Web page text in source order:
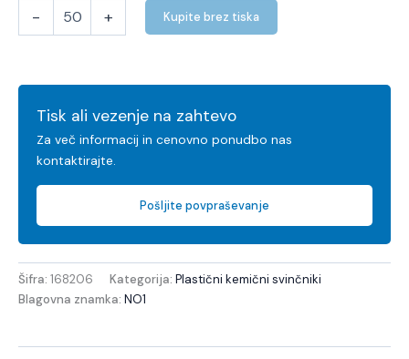
- + Kupite brez tiska
Tisk ali vezenje na zahtevo
Za več informacij in cenovno ponudbo nas
kontaktirajte.
Pošljite povpraševanje
Šifra: 168206 Kategorija: Plastični kemični svinčniki
Blagovna znamka: NO1